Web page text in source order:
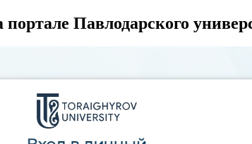
Павлодарского